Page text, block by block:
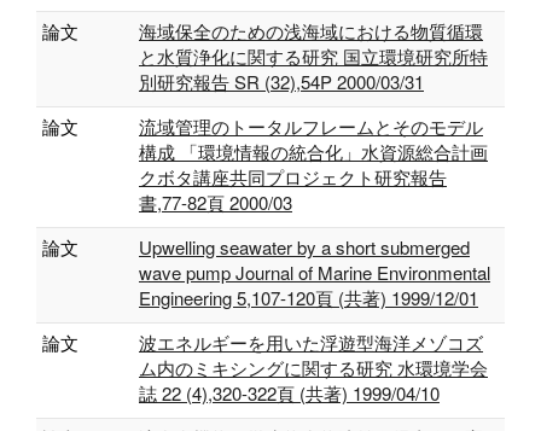
論文
海域保全のための浅海域における物質循環
と水質浄化に関する研究 国立環境研究所特
別研究報告 SR (32),54P 2000/03/31
論文
流域管理のトータルフレームとそのモデル
構成 「環境情報の統合化」水資源総合計画
クボタ講座共同プロジェクト研究報告
書,77-82頁 2000/03
論文
Upwelling seawater by a short submerged
wave pump Journal of Marine Environmental
Engineering 5,107-120頁 (共著) 1999/12/01
論文
波エネルギーを用いた浮遊型海洋メゾコズ
ム内のミキシングに関する研究 水環境学会
誌 22 (4),320-322頁 (共著) 1999/04/10